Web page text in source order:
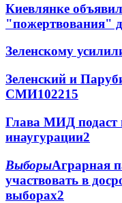
Киевлянке
"пожертвования"
Зеленскому
Зеленский и
СМИ102215
Глава МИД подаст
инаугурации2
ВыборыАграрная
участвовать в
выборах2